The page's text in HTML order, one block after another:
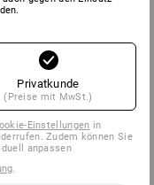
Privatkunde
(Preise mit MwSt.)
Einstellungen in
Zudem können Sie
anpassen